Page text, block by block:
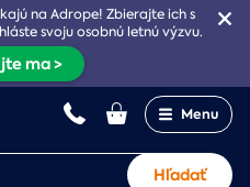
na Adrope! Zbierajte ich s
svoju osobnú letnú výzvu.
ma >
Menu
Hľadať